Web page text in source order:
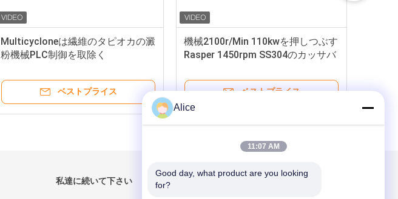
Multicycloneは繊維のタピオカの澱
粉機械PLC制御を取除く
ベストプライス
機械2100r/Min 110kwを押しつぶす
Rasper 1450rpm SS304のカッサバ
ベストプライス
私達に続いて下さい メールでお問い合わせ
Alice
11:07 AM
Good day, what product are you looking
for?